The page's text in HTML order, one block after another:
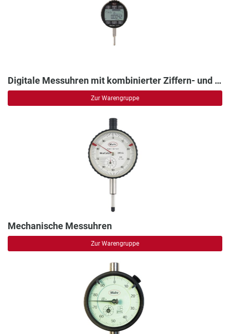
Digitale Messuhren mit kombinierter Ziffern- und Skalenanzeige
Zur Warengruppe
Mechanische Messuhren
Zur Warengruppe